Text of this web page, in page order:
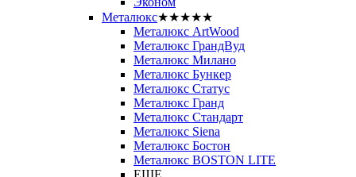
Металюкс★★★★★
Металюкс ArtWood
Металюкс ГрандВуд
Металюкс Милано
Металюкс Бункер
Металюкс Статус
Металюкс Гранд
Металюкс Стандарт
Металюкс Siena
Металюкс Бостон
Металюкс BOSTON LITE
ЕЩЕ...